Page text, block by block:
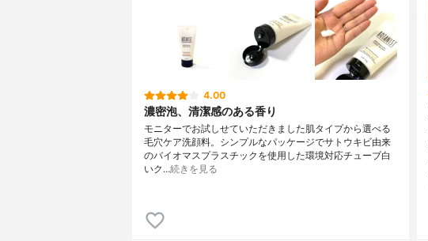
4.00
濃密泡、清潔感のある香り
モニターでお試しせていただきました肌タイプから選べる
毛穴ケア洗顔料。シンプルなパッケージでサトウキビ由来
のバイオマスプラスチックを使用した環境対応チューブ白
いク…続きを見る